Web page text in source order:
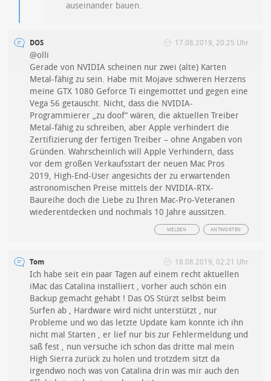
auseinander bauen.
DOS 17.08.2019, 20:25 Uhr
@olli
Gerade von NVIDIA scheinen nur zwei (alte) Karten
Metal-fähig zu sein. Habe mit Mojave schweren Herzens
meine GTX 1080 Geforce Ti eingemottet und gegen eine
Vega 56 getauscht. Nicht, dass die NVIDIA-
Programmierer „zu doof“ wären, die aktuellen Treiber
Metal-fähig zu schreiben, aber Apple verhindert die
Zertifizierung der fertigen Treiber – ohne Angaben von
Gründen. Wahrscheinlich will Apple Verhindern, dass
vor dem großen Verkaufsstart der neuen Mac Pros
2019, High-End-User angesichts der zu erwartenden
astronomischen Preise mittels der NVIDIA-RTX-
Baureihe doch die Liebe zu Ihren Mac-Pro-Veteranen
wiederentdecken und nochmals 10 Jahre aussitzen.
ANTWORTEN
MELDEN
Tom 18.08.2019, 02:21 Uhr
Ich habe seit ein paar Tagen auf einem recht aktuellen
iMac das Catalina installiert , vorher auch schön ein
Backup gemacht gehabt ! Das OS Stürzt selbst beim
Surfen ab , Hardware wird nicht unterstützt , nur
Probleme und wo das letzte Update kam konnte ich ihn
nicht mal Starten , er lief nur bis zur Fehlermeldung und
saß fest , nun versuche ich schon das dritte mal mein
High Sierra zurück zu holen und trotzdem sitzt da
irgendwo noch was von Catalina drin was mir auch den